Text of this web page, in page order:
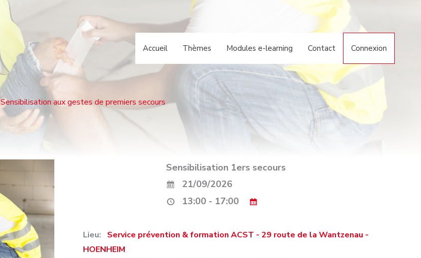
Accueil Thèmes Modules e-learning Contact Connexion
Sensibilisation aux gestes de premiers secours
Sensibilisation 1ers secours
21/09/2026
13:00 - 17:00
Lieu:
Service prévention & formation ACST - 29 route de la Wantzenau -
HOENHEIM